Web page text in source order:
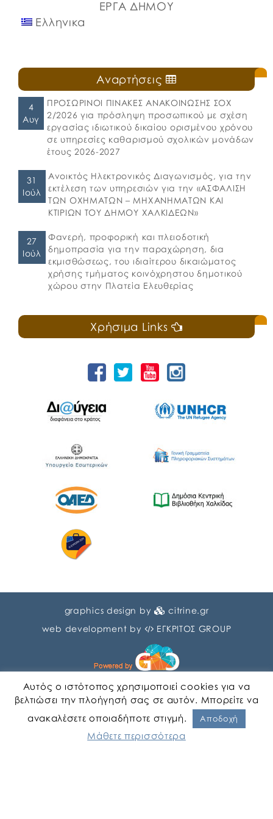
ΕΡΓΑ ΔΗΜΟΥ
Ελληνικα
Αναρτήσεις
4
Αυγ
ΠΡΟΣΩΡΙΝΟΙ ΠΙΝΑΚΕΣ ΑΝΑΚΟΙΝΩΣΗΣ ΣΟΧ
2/2026 για πρόσληψη προσωπικού με σχέση
εργασίας ιδιωτικού δικαίου ορισμένου χρόνου
σε υπηρεσίες καθαρισμού σχολικών μονάδων
έτους 2026-2027
31
Ιούλ
Ανοικτός Ηλεκτρονικός Διαγωνισμός, για την
εκτέλεση των υπηρεσιών για την «ΑΣΦΑΛΙΣΗ
ΤΩΝ ΟΧΗΜΑΤΩΝ – ΜΗΧΑΝΗΜΑΤΩΝ ΚΑΙ
ΚΤΙΡΙΩΝ ΤΟΥ ΔΗΜΟΥ ΧΑΛΚΙΔΕΩΝ»
27
Ιούλ
Φανερή, προφορική και πλειοδοτική
δημοπρασία για την παραχώρηση, δια
εκμισθώσεως, του ιδιαίτερου δικαιώματος
χρήσης τμήματος κοινόχρηστου δημοτικού
χώρου στην Πλατεία Ελευθερίας
Χρήσιμα Links
graphics design by
citrine.gr
web development by
ΕΓΚΡΙΤΟΣ GROUP
Αυτός ο ιστότοπος χρησιμοποιεί cookies για να
βελτιώσει την πλοήγησή σας σε αυτόν. Μπορείτε να
ανακαλέσετε οποιαδήποτε στιγμή.
Αποδοχή
Μάθετε περισσότερα
Αγγλικα Ελληνικα